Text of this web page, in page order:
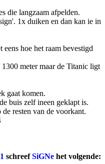
die langzaam afpelden.
1x duiken en dan kan ie in
hoe het raam bevestigd
meter maar de Titanic ligt
gaat komen.
buis zelf ineen geklapt is.
resten van de voorkant.
schreefSiGNe het volgende: